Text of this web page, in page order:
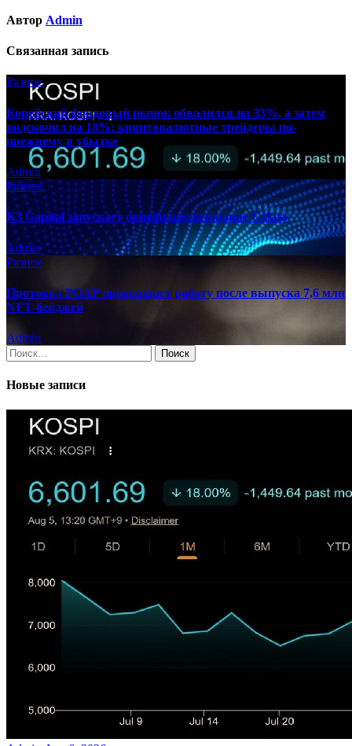
Автор Admin
Связанная запись
Разное
Корейский фондовый рынок обвалился на 33%, а затем
подскочил на 18%: криптовалютные трейдеры по-
прежнему в убытке
Admin
Разное
K3 Capital запускает ончейн-кредитование Galaxy
Admin
Разное
Протокол POAP прекращает работу после выпуска 7,6 млн
NFT‑бейджей
Admin
Найти:
Новые записи